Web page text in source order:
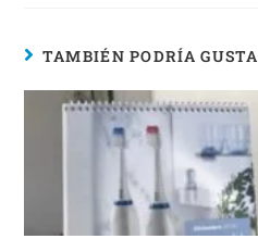
TAMBIÉN PODRÍA